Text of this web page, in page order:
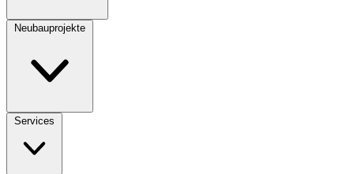
Neubauprojekte
Services